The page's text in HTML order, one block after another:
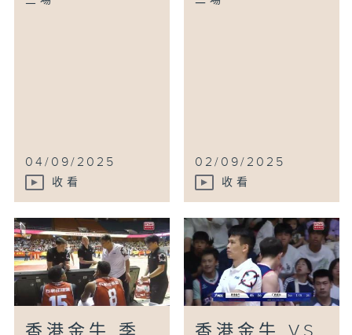
04/09/2025
收看
02/09/2025
收看